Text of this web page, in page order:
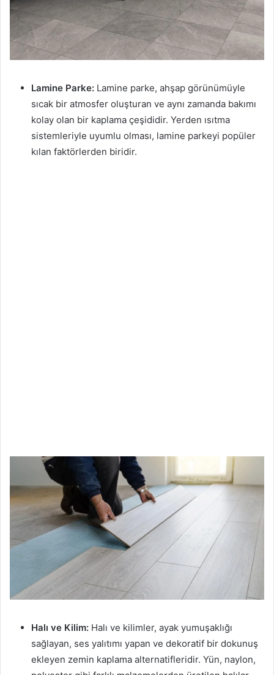
Lamine Parke: Lamine parke, ahşap görünümüyle
sıcak bir atmosfer oluşturan ve aynı zamanda bakımı
kolay olan bir kaplama çeşididir. Yerden ısıtma
sistemleriyle uyumlu olması, lamine parkeyi popüler
kılan faktörlerden biridir.
Halı ve Kilim: Halı ve kilimler, ayak yumuşaklığı
sağlayan, ses yalıtımı yapan ve dekoratif bir dokunuş
ekleyen zemin kaplama alternatifleridir. Yün, naylon,